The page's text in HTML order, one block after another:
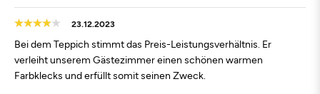
23.12.2023
Bei dem Teppich stimmt das Preis-Leistungsverhältnis. Er
verleiht unserem Gästezimmer einen schönen warmen
Farbklecks und erfüllt somit seinen Zweck.